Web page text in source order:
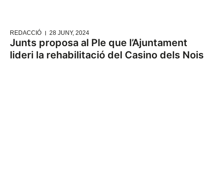
REDACCIÓ 28 JUNY, 2024
Junts proposa al Ple que l’Ajuntament
lideri la rehabilitació del Casino dels Nois